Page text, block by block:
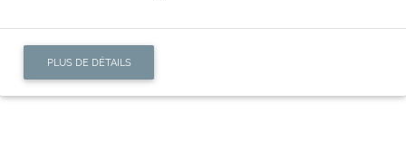
PLUS DE DÉTAILS